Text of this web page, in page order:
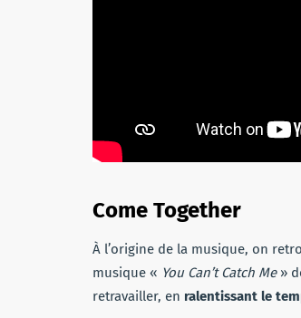
Come Together
À l’origine de la musique, on
musique « You Can’t Catch Me»
retravailler, en ralentissant le